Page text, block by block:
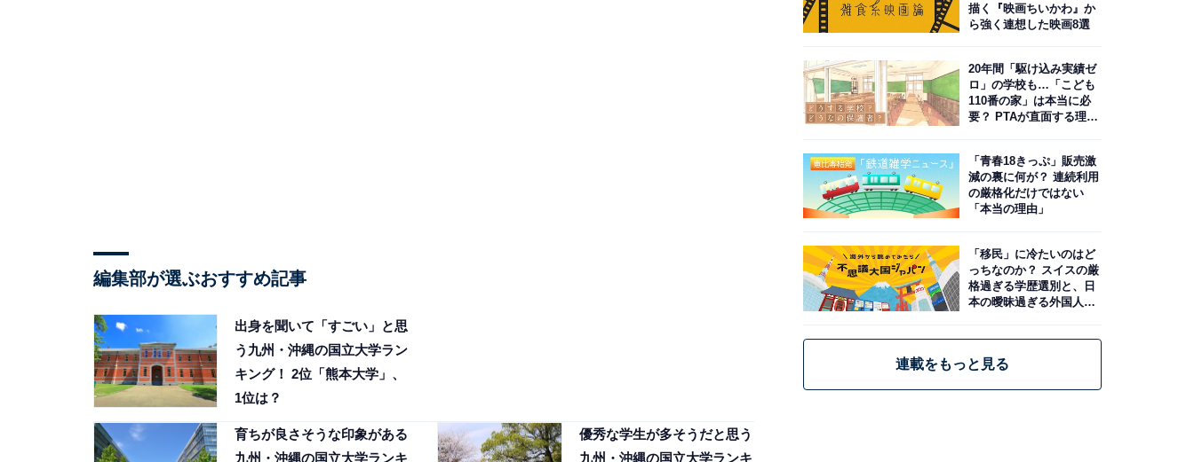
編集部が選ぶおすすめ記事
出身を聞いて「すごい」と思
う九州・沖縄の国立大学ラン
キング！ 2位「熊本大学」、
1位は？
育ちが良さそうな印象がある
九州・沖縄の国立大学ランキ
優秀な学生が多そうだと思う
九州・沖縄の国立大学ランキ
描く『映画ちいかわ』か
ら強く連想した映画8選
20年間「駆け込み実績ゼ
ロ」の学校も…「こども
110番の家」は本当に必
要？ PTAが直面する理想
「青春18きっぷ」販売激
減の裏に何が？ 連続利用
の厳格化だけではない
「本当の理由」
「移民」に冷たいのはど
っちなのか？ スイスの厳
格過ぎる学歴選別と、日
本の曖昧過ぎる外国人政
連載をもっと見る